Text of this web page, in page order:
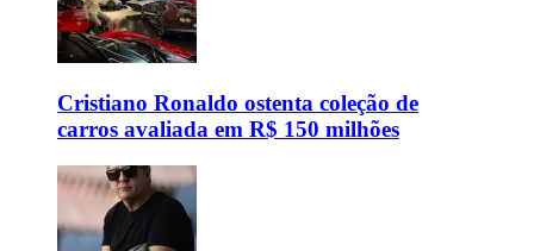
Cristiano Ronaldo ostenta coleção de
carros avaliada em R$ 150 milhões